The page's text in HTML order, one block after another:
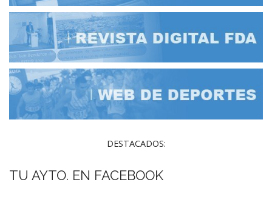
DESTACADOS:
TU AYTO. EN FACEBOOK